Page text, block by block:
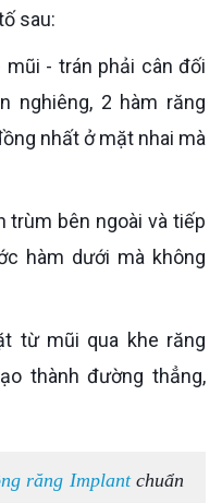
sau:
nghiêng, 2 hàm răng
nhất ở mặt nhai mà
hàm dưới mà không
thành đường thẳng,
răng Implantchuẩn